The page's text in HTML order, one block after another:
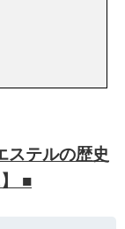
テルの歴史
■